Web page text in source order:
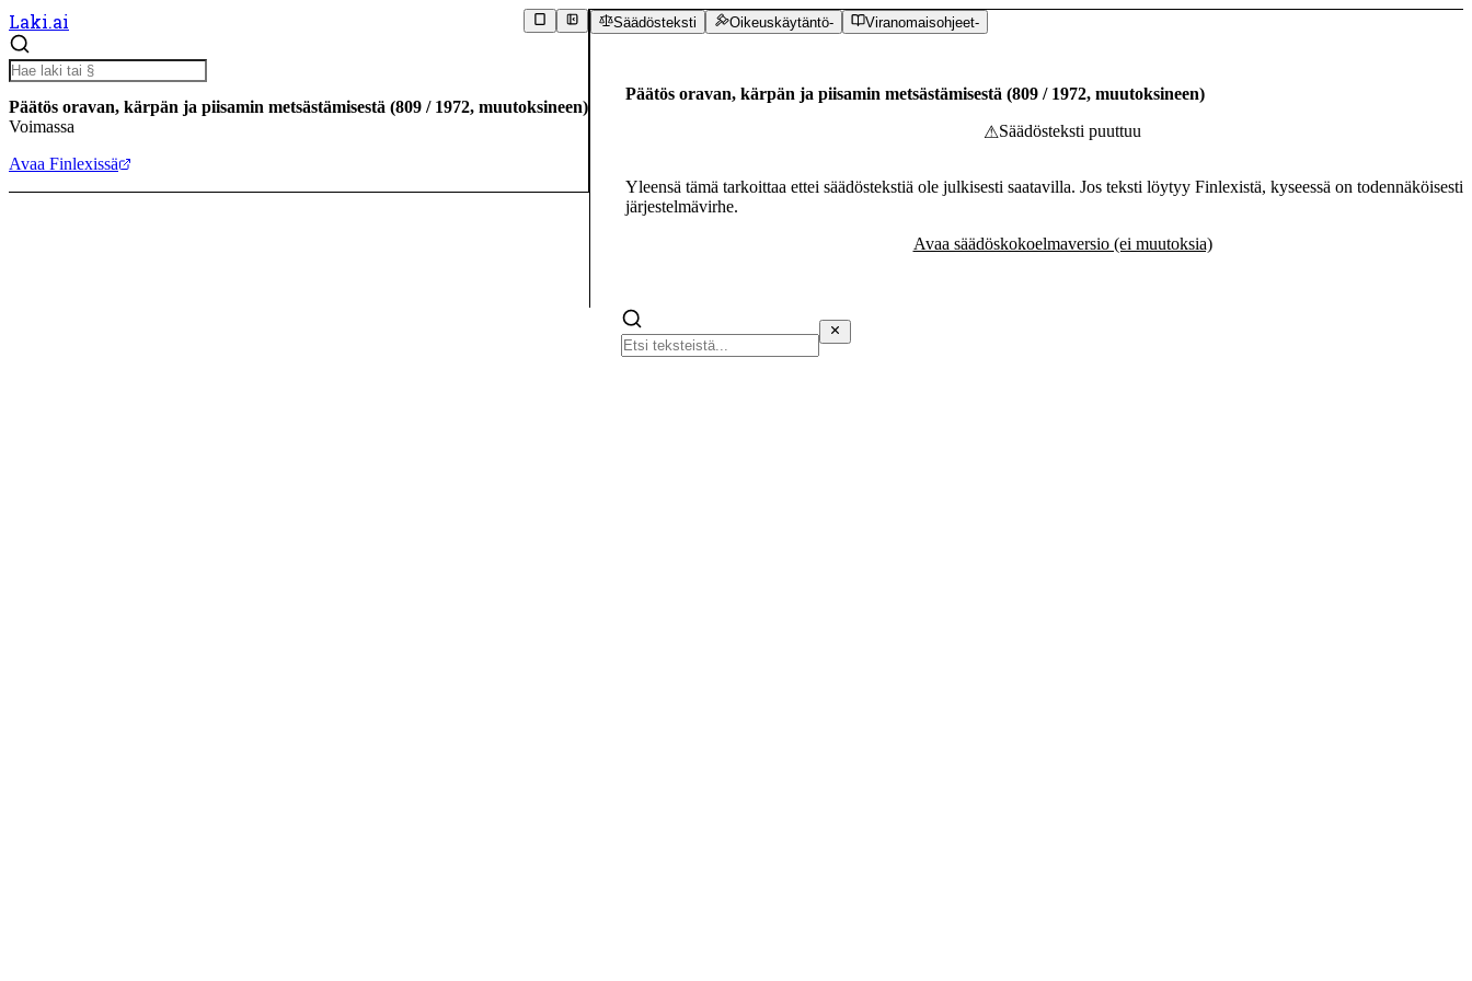
Laki.ai
Päätös oravan, kärpän ja piisamin metsästämisestä (809 / 1972, muutoksineen)
Voimassa
Avaa Finlexissä
Säädösteksti Oikeuskäytäntö- Viranomaisohjeet-
Päätös oravan, kärpän ja piisamin metsästämisestä (809 / 1972, muutoksineen)
⚠Säädösteksti puuttuu
Yleensä tämä tarkoittaa ettei säädöstekstiä ole julkisesti saatavilla. Jos teksti löytyy Finlexistä, kyseessä on todennäköisesti
järjestelmävirhe.
Avaa säädöskokoelmaversio (ei muutoksia)